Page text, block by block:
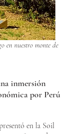
en nuestro monte de
inmersión
por Perú
en la Soil